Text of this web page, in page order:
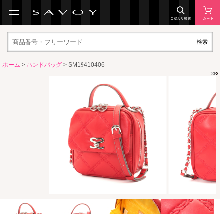
検索
ホーム > ハンドバッグ > SM19410406